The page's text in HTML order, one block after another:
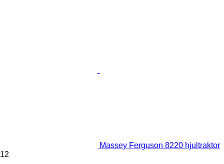
Massey Ferguson 8220 hjultraktor
12